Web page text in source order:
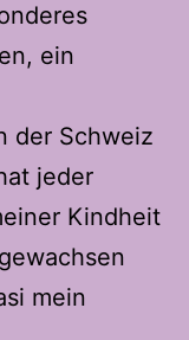
ein
der Schweiz
jeder
Kindheit
mein